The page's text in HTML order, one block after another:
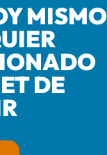
MISMO
DE